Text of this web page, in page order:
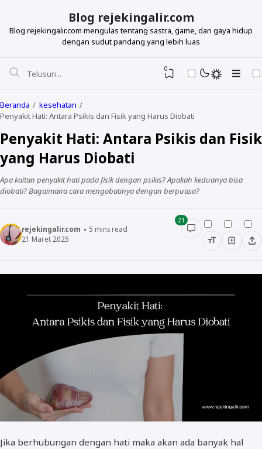
Blog rejekingalir.com
Blog rejekingalir.com mengulas tentang sastra, game, dan gaya hidup
dengan sudut pandang yang lebih luas
0
Beranda
kesehatan
Penyakit Hati: Antara Psikis dan Fisik yang Harus Diobati
Penyakit Hati: Antara Psikis dan Fisik
yang Harus Diobati
Apa kaitan penyakit hati pada fisik dengan psikis? Apakah keduanya bisa
diobati? Bagaimana cara mengobatinya dengan berpuasa?
rejekingalir.com 5 mins read
21 Maret 2025
21
Jika berhubungan dengan hati maka akan ada banyak hal